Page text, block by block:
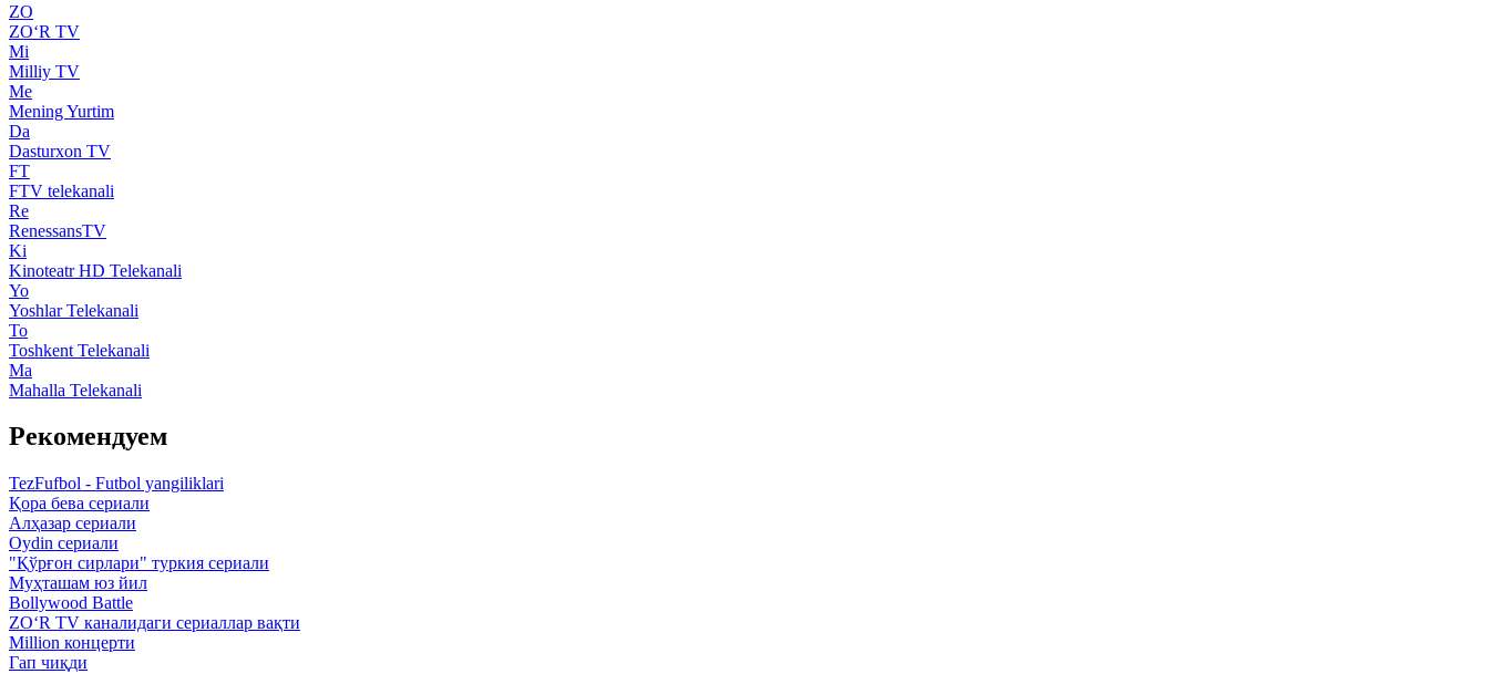
ZO
ZO‘R TV
Mi
Milliy TV
Me
Mening Yurtim
Da
Dasturxon TV
FT
FTV telekanali
Re
RenessansTV
Ki
Kinoteatr HD Telekanali
Yo
Yoshlar Telekanali
To
Toshkent Telekanali
Ma
Mahalla Telekanali
Рекомендуем
TezFufbol - Futbol yangiliklari
Қора бева сериали
Алҳазар сериали
Oydin сериали
"Қўрғон сирлари" туркия сериали
Муҳташам юз йил
Bollywood Battle
ZO‘R TV каналидаги сериаллар вақти
Million концерти
Гап чиқди